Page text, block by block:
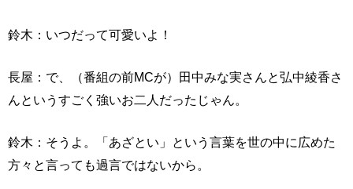
鈴木：いつだって可愛いよ！
長屋：で、（番組の前MCが）田中みな実さんと弘中綾香さ
んというすごく強いお二人だったじゃん。
鈴木：そうよ。「あざとい」という言葉を世の中に広めた
方々と言っても過言ではないから。